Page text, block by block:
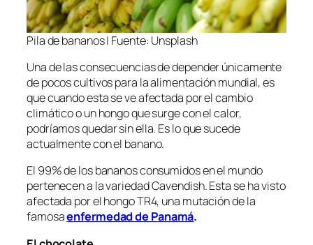
Pila de bananos | Fuente: Unsplash
Una de las consecuencias de depender únicamente
de pocos cultivos para la alimentación mundial, es
que cuando esta se ve afectada por el cambio
climático o un hongo que surge con el calor,
podríamos quedar sin ella. Es lo que sucede
actualmente con el banano.
El 99% de los bananos consumidos en el mundo
pertenecen a la variedadCavendish. Esta se ha visto
afectada por el hongo TR4, una mutación de la
famosaenfermedad de Panamá.